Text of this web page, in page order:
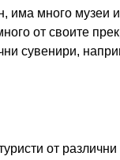
много музеи и
от своите
сувенири,
от различни